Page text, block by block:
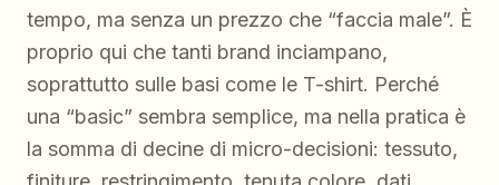
tempo, ma senza un prezzo che “faccia male”. È
proprio qui che tanti brand inciampano,
soprattutto sulle basi come le T-shirt. Perché
una “basic” sembra semplice, ma nella pratica è
la somma di decine di micro-decisioni: tessuto,